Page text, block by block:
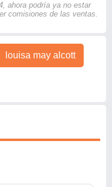
ahora podría ya no estar
comisiones de las ventas.
louisa may alcott